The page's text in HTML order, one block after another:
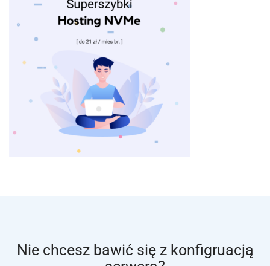
Nie chcesz bawić się z konfigruacją